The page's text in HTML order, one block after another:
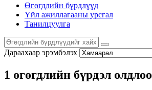
Өгөгдлийн бүрдлүүд
Үйл ажиллагааны урсгал
Танилцуулга
Дараахаар эрэмбэлэх
1 өгөгдлийн бүрдэл олдлоо